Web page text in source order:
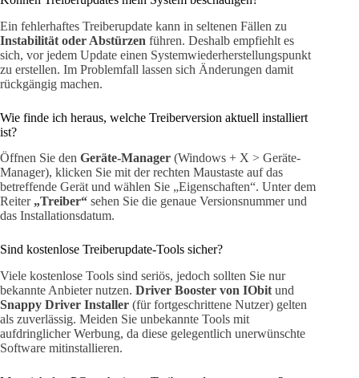
Ein fehlerhaftes Treiberupdate kann in seltenen Fällen zu
Instabilität oder Abstürzen führen. Deshalb empfiehlt es
sich, vor jedem Update einen Systemwiederherstellungspunkt
zu erstellen. Im Problemfall lassen sich Änderungen damit
rückgängig machen.
Wie finde ich heraus, welche Treiberversion aktuell installiert
ist?
Öffnen Sie den Geräte-Manager (Windows + X > Geräte-
Manager), klicken Sie mit der rechten Maustaste auf das
betreffende Gerät und wählen Sie „Eigenschaften“. Unter dem
Reiter „Treiber“ sehen Sie die genaue Versionsnummer und
das Installationsdatum.
Sind kostenlose Treiberupdate-Tools sicher?
Viele kostenlose Tools sind seriös, jedoch sollten Sie nur
bekannte Anbieter nutzen. Driver Booster von IObit und
Snappy Driver Installer (für fortgeschrittene Nutzer) gelten
als zuverlässig. Meiden Sie unbekannte Tools mit
aufdringlicher Werbung, da diese gelegentlich unerwünschte
Software mitinstallieren.